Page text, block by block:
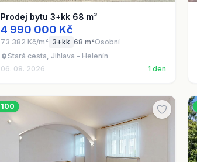
Prodej bytu 3+kk 68 m²
4 990 000 Kč
73 382 Kč/m² 3+kk 68 m²Osobní
Stará cesta, Jihlava - Helenín
06. 08. 2026
1 den
100